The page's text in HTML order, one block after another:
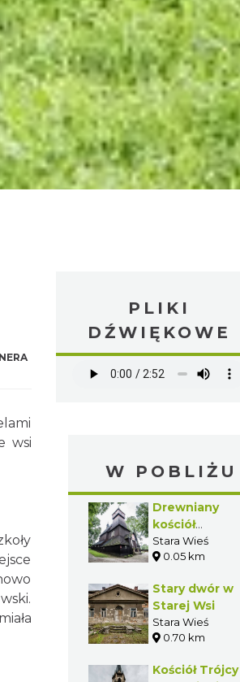
wsi
PLIKI
DŹWIĘKOWE
W POBLIŻU
Drewniany
kościół
Podwyższenia
Krzyża
Starej Wsi
Stara Wieś
0.05 km
Stary dwór w
Starej Wsi
Stara Wieś
0.70 km
Kościół Trójcy